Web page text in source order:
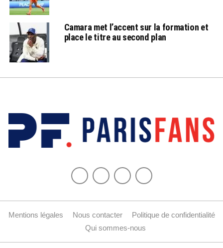
Camara met l’accent sur la formation et
place le titre au second plan
Mentions légales Nous contacter
Politique de confidentialité
Qui sommes-nous